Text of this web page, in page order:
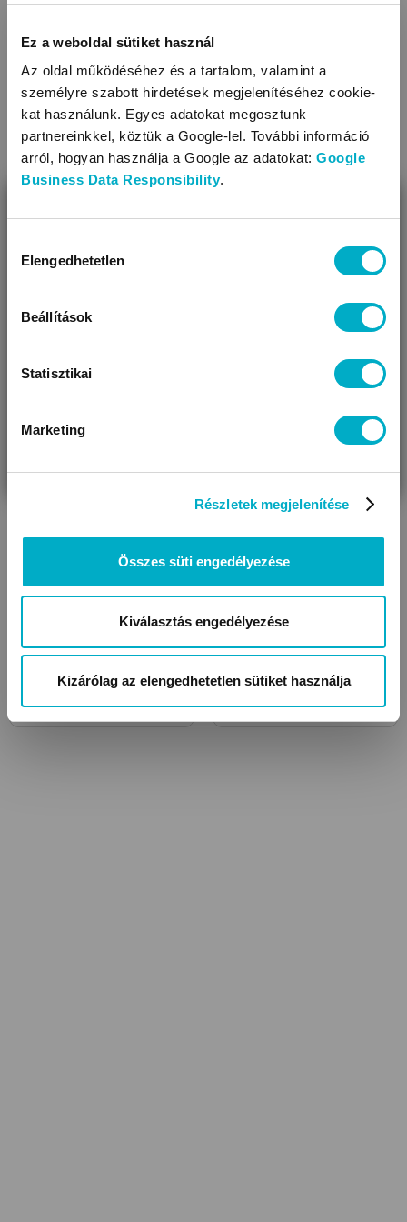
Ez a weboldal sütiket használ
Az oldal működéséhez és a tartalom, valamint a
személyre szabott hirdetések megjelenítéséhez cookie-
kat használunk. Egyes adatokat megosztunk
partnereinkkel, köztük a Google-lel. További információ
arról, hogyan használja a Google az adatokat: Google
Business Data Responsibility.
kiválasztása
Elengedhetetlen
Beállítások
Statisztikai
Marketing
Részletek megjelenítése
Összes süti engedélyezése
Kiválasztás engedélyezése
Kizárólag az elengedhetetlen sütiket használja
1 099 Ft
549,50 Ft/db
Szoptatós melltartók Bimbóvédő krémek
Úgy látjuk, most jársz nálunk először!
VÁRANDÓS
AJÁNDÉKOT